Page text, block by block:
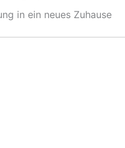
in ein neues Zuhause